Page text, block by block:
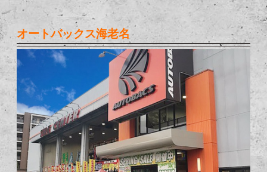
オートバックス海老名